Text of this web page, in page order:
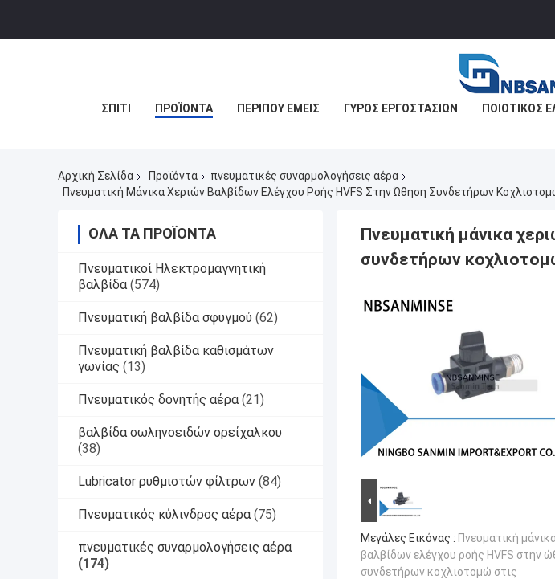
ΣΠΊΤΙ ΠΡΟΪΌΝΤΑ ΠΕΡΊΠΟΥ ΕΜΕΊΣ ΓΎΡΟΣ ΕΡΓΟΣΤΑΣΊΩΝ ΠΟΙΟΤΙΚΌΣ
Αρχική Σελίδα Προϊόντα
πνευματικές συναρμολογήσεις αέρα
Πνευματική Μάνικα Χεριών Βαλβίδων Ελέγχου Ροής HVFS Στην Ώθηση Συνδετήρων
ΌΛΑ ΤΑ ΠΡΟΪΌΝΤΑ
Πνευματικοί Ηλεκτρομαγνητική
βαλβίδα (574)
Πνευματική βαλβίδα σφυγμού (62)
Πνευματική βαλβίδα καθισμάτων
γωνίας (13)
Πνευματικός δονητής αέρα (21)
βαλβίδα σωληνοειδών ορείχαλκου
(38)
Lubricator ρυθμιστών φίλτρων (84)
Πνευματικός κύλινδρος αέρα (75)
πνευματικές συναρμολογήσεις αέρα
(174)
Πνευματική μάνικα
συνδετήρων
Μεγάλες Εικόνας : Πνευματική
βαλβίδων ελέγχου ροής HVFS στην
συνδετήρων κοχλιοτομώ στις